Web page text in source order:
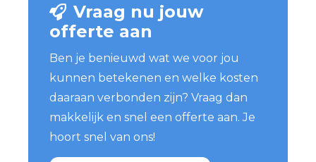
Vraag nu jouw
offerte aan
Ben je benieuwd wat we voor jou
kunnen betekenen en welke kosten
daaraan verbonden zijn? Vraag dan
makkelijk en snel een offerte aan. Je
hoort snel van ons!